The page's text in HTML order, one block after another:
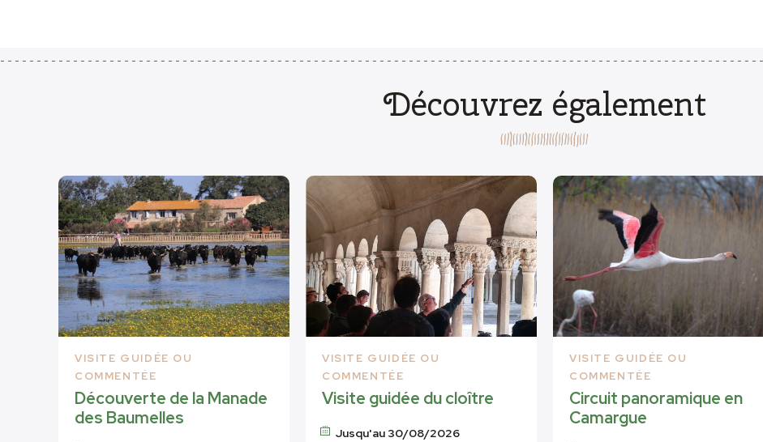
Découvrez également
VISITE GUIDÉE OU
COMMENTÉE
Découverte de la Manade
des Baumelles
VISITE GUIDÉE OU
COMMENTÉE
Visite guidée du cloître
Jusqu'au 30/08/2026
VISITE GUIDÉE OU
COMMENTÉE
Circuit panoramique en
Camargue